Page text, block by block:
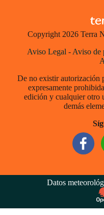
Copyright 2026 Terra
Aviso Legal - Aviso de
De no existir autorización
expresamente
edición y cualquier otro
demás
Datos